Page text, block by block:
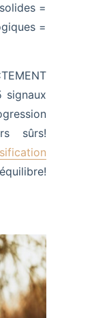
=
=
signaux
sûrs!